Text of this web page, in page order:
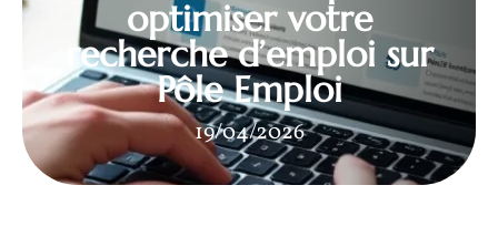
optimiser votre
recherche d’emploi sur
Pôle Emploi
19/04/2026